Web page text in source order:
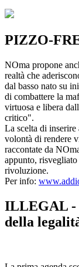
PIZZO-
NOma propone
realtà che
dal basso nato su
di combattere la
virtuosa e libera
critico".
La scelta di
volontà di rendere
raccontate da
appunto,
rivoluzione.
Per info:
ILLEGAL -
della